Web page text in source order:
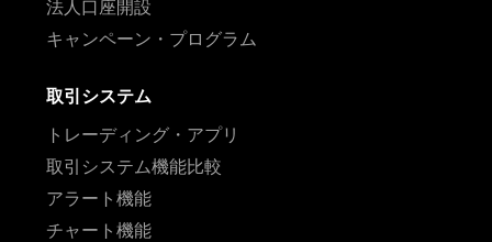
法人口座開設
キャンペーン・プログラム
取引システム
トレーディング・アプリ
取引システム機能比較
アラート機能
チャート機能